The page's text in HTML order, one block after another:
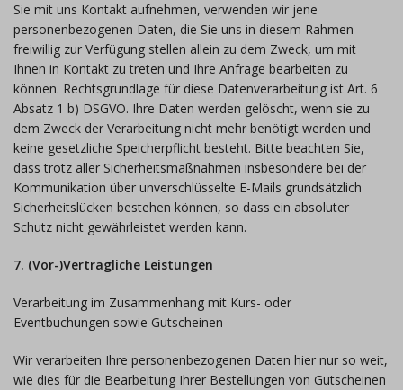
Sie mit uns Kontakt aufnehmen, verwenden wir jene
personenbezogenen Daten, die Sie uns in diesem Rahmen
freiwillig zur Verfügung stellen allein zu dem Zweck, um mit
Ihnen in Kontakt zu treten und Ihre Anfrage bearbeiten zu
können. Rechtsgrundlage für diese Datenverarbeitung ist Art. 6
Absatz 1 b) DSGVO. Ihre Daten werden gelöscht, wenn sie zu
dem Zweck der Verarbeitung nicht mehr benötigt werden und
keine gesetzliche Speicherpflicht besteht. Bitte beachten Sie,
dass trotz aller Sicherheitsmaßnahmen insbesondere bei der
Kommunikation über unverschlüsselte E-Mails grundsätzlich
Sicherheitslücken bestehen können, so dass ein absoluter
Schutz nicht gewährleistet werden kann.
7. (Vor-)Vertragliche Leistungen
Verarbeitung im Zusammenhang mit Kurs- oder
Eventbuchungen sowie Gutscheinen
Wir verarbeiten Ihre personenbezogenen Daten hier nur so weit,
wie dies für die Bearbeitung Ihrer Bestellungen von Gutscheinen